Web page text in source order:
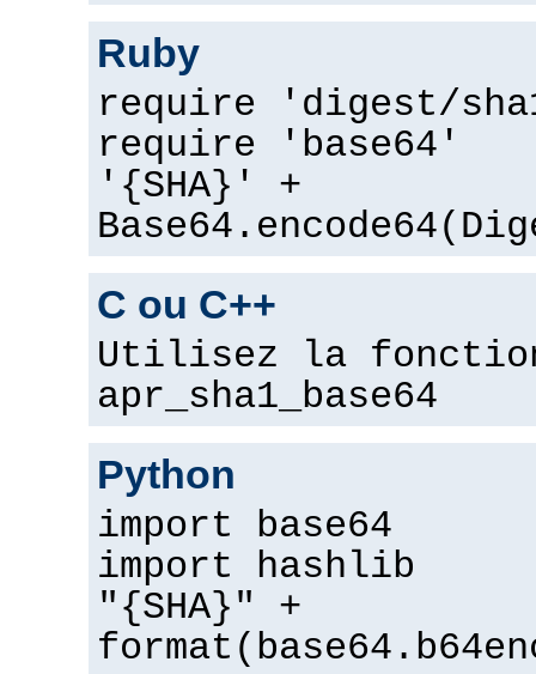
Ruby
require 'digest/
require 'base64'
'{SHA}' +
C ou C++
Utilisez la
apr_sha1_base64
Python
import base64
import hashlib
"{SHA}" +